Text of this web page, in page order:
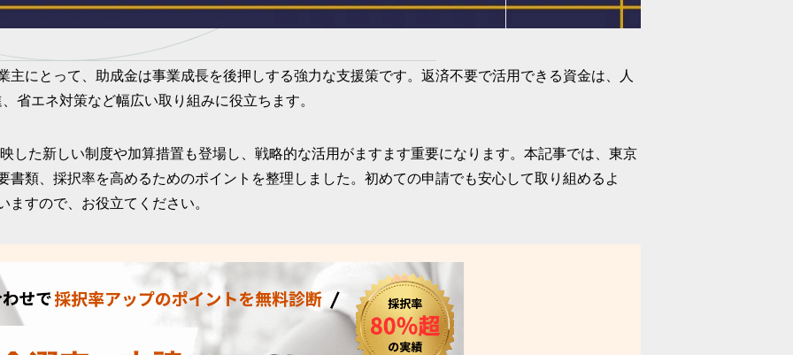
主にとって、助成金は事業成長を後押しする強力な支援策です。返済不要で活用できる資金は、人
省エネ対策など幅広い取り組みに役立ちます。
した新しい制度や加算措置も登場し、戦略的な活用がますます重要になります。本記事では、東京
書類、採択率を高めるためのポイントを整理しました。初めての申請でも安心して取り組めるよ
すので、お役立てください。